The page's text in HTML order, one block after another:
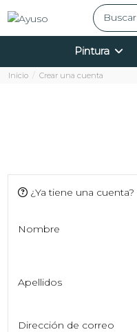
Pintura
Inicio Crear una cuenta
¿Ya tiene una cuenta?
Nombre
Apellidos
Dirección de correo